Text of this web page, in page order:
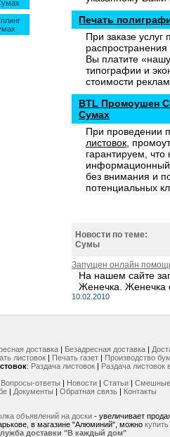
Печать
При заказе услуг
Вы платите
типографии и
стоимости
BTL Промоушен
Сумах
При проведении
листовок ,
гарантируем,
информационный
без внимания и
потенциальных
Новости по теме:
Сумы
Запущен онлайн
На нашем сайте
Женечка. Женечка
10.02.2010
доставка | Безадресная доставка |
листовок | Печать газет | Производство
: Раздача листовок | Раздача листовок
Вопросы-ответы | Новости | Статьи | Смешные
| Документы | Обратная связь | Контакты
объявлений на доски - увеличивает
в магазине "Алюминий", можно
доставки "В каждый дом"